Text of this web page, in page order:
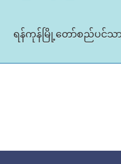
ရန်ကုန်မြို့တော်စည်ပင်သ